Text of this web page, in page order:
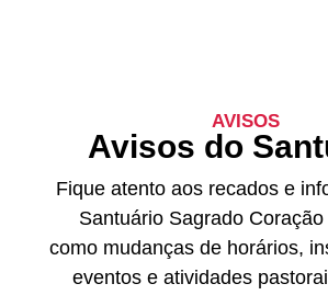
AVISOS
Avisos do
Fique atento aos recados e
Santuário Sagrado
como mudanças de horários,
eventos e atividades